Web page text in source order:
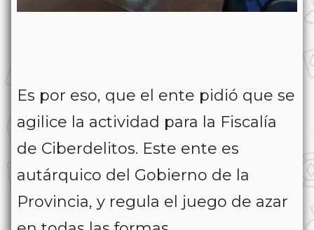
Es por eso, que el ente pidió que se
agilice la actividad para la Fiscalía
de Ciberdelitos. Este ente es
autárquico del Gobierno de la
Provincia, y regula el juego de azar